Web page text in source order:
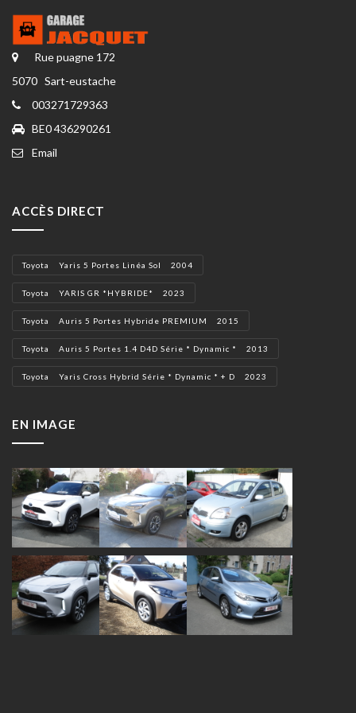
Rue puagne 172
5070 Sart-eustache
003271729363
BE0 436290261
Email
ACCÈS DIRECT
Toyota Yaris 5 Portes Linéa Sol 2004
Toyota YARIS GR *HYBRIDE* 2023
Toyota Auris 5 Portes Hybride PREMIUM 2015
Toyota Auris 5 Portes 1.4 D4D Série * Dynamic * 2013
Toyota Yaris Cross Hybrid Série * Dynamic * + D 2023
EN IMAGE